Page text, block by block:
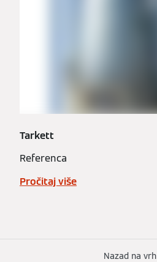
Tarkett
Referenca
Pročitaj više
Nazad na vrh